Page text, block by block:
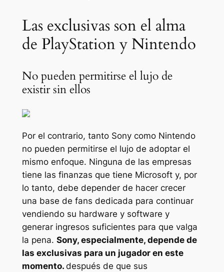
Las exclusivas son el alma
de PlayStation y Nintendo
No pueden permitirse el lujo de
existir sin ellos
Por el contrario, tanto Sony como Nintendo
no pueden permitirse el lujo de adoptar el
mismo enfoque. Ninguna de las empresas
tiene las finanzas que tiene Microsoft y, por
lo tanto, debe depender de hacer crecer
una base de fans dedicada para continuar
vendiendo su hardware y software y
generar ingresos suficientes para que valga
la pena. Sony, especialmente, depende de
las exclusivas para un jugador en este
momento. después de que sus